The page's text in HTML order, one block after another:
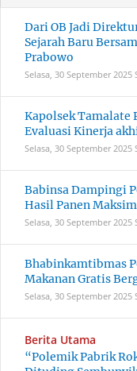
Dari OB Jadi
Sejarah Baru
Prabowo
Selasa, 30 September 2025
Kapolsek Tamalate
Evaluasi Kinerja
Selasa, 30 September 2025
Babinsa Dampingi
Hasil Panen
Selasa, 30 September 2025
Bhabinkamtibmas
Makanan Gratis
Selasa, 30 September 2025
Berita Utama
“Polemik Pabrik